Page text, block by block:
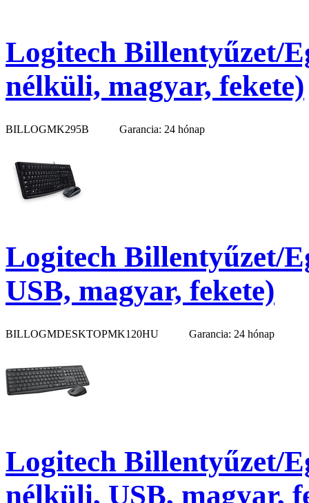
Logitech Billentyűzet/
nélküli, magyar, fekete)
BILLOGMK295B Garancia: 24 hónap
Logitech Billentyűzet/
USB, magyar, fekete)
BILLOGMDESKTOPMK120HU Garancia: 24 hónap
Logitech Billentyűzet/
nélküli, USB, magyar,